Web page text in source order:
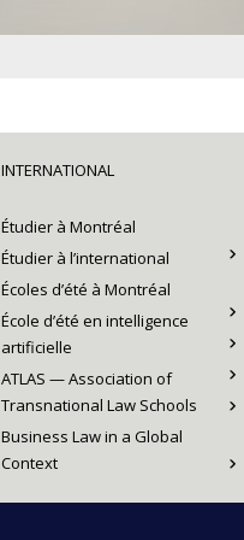
INTERNATIONAL
Étudier à Montréal
Étudier à l’international
Écoles d’été à Montréal
École d’été en intelligence
artificielle
ATLAS — Association of
Transnational Law Schools
Business Law in a Global
Context